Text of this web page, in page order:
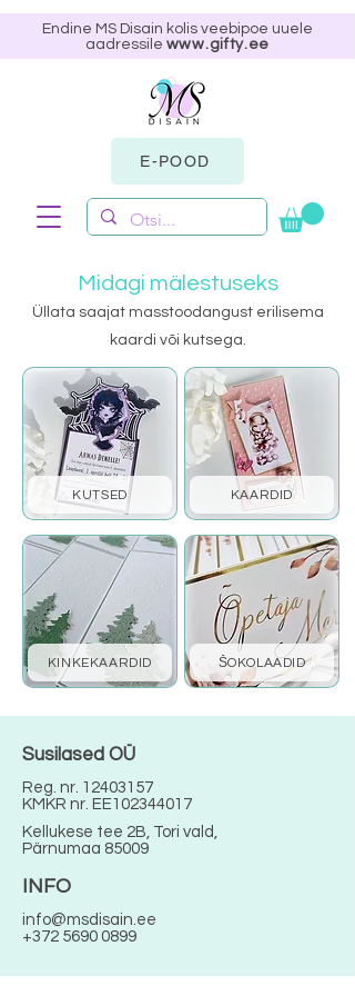
Endine MS Disain kolis veebipoe uuele
aadressile www.gifty.ee
E-POOD
Midagi mälestuseks
Üllata saajat masstoodangust erilisema
kaardi või kutsega.
KUTSED KAARDID
KINKEKAARDID ŠOKOLAADID
Susilased OÜ
Reg. nr. 12403157
KMKR nr. EE102344017
Kellukese tee 2B, Tori vald,
Pärnumaa 85009
INFO
info@msdisain.ee
+372 5690 0899